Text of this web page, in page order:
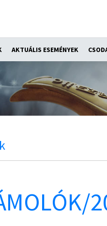
AKTUÁLIS ESEMÉNYEK